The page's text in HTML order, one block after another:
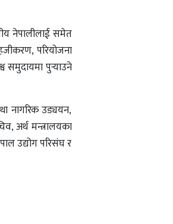
नेपालीलाई समेत
परियोजना
समुदायमा पुर्‍याउने
नागरिक उड्ययन,
अर्थ मन्त्रालयका
उद्योग परिसंघ र